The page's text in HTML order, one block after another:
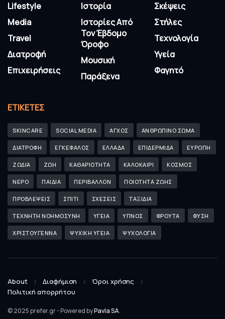
Lifestyle
Media
Travel
Διατροφή
Επιχειρήσεις
Ιστορία
Ιστορίες Από
Τον Έβδομο
Όροφο
Μουσική
Παράξενα
Σκέψεις
Στήλες
Τεχνολογία
Υγεία
Φαγητό
ΕΤΙΚΈΤΕΣ
SKINCARE SOCIAL MEDIA ΑΓΧΟΣ ΑΝΘΡΩΠΙΝΟ ΣΩΜΑ
ΔΙΑΤΡΟΦΗ ΕΓΚΕΦΑΛΟΣ ΕΛΛΑΔΑ ΕΠΙΔΕΡΜΙΔΑ ΕΥΡΩΠΗ
ΖΩΔΙΑ ΖΩΗ ΚΑΘΑΡΙΟΤΗΤΑ ΚΑΛΟΚΑΙΡΙ ΚΟΣΜΟΣ
ΝΕΡΟ ΠΑΙΔΙΑ ΠΕΡΙΒΑΛΛΟΝ ΠΟΙΟΤΗΤΑ ΖΩΗΣ
ΠΡΟΒΛΕΨΕΙΣ ΣΠΙΤΙ ΣΧΕΣΕΙΣ ΤΑΞΙΔΙΑ
ΤΕΧΝΗΤΗ ΝΟΗΜΟΣΥΝΗ ΥΓΕΙΑ ΥΠΝΟΣ ΦΡΟΥΤΑ ΦΥΣΗ
ΧΡΙΣΤΟΥΓΕΝΝΑ ΨΥΧΙΚΗ ΥΓΕΙΑ ΨΥΧΟΛΟΓΙΑ
About Διαφήμιση
Όροι χρήσης
Πολιτική απορρήτου
© 2025 prefer.gr - Powered byPavla SA.